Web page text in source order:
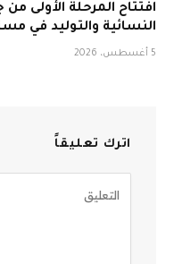
افتتاح المرحلة الأولى
النسائية والتوليد في
5 أغسطس، 2026
اترك تعليقاً